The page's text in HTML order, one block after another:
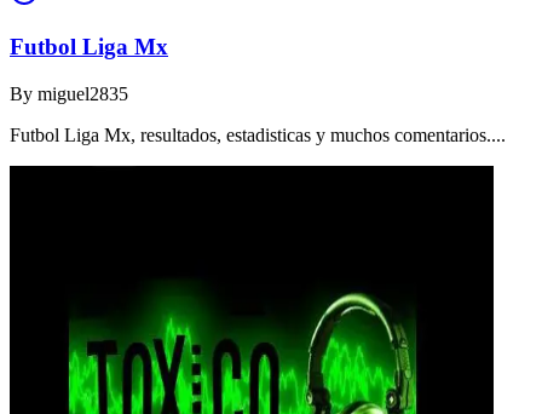
Futbol Liga Mx
By miguel2835
Futbol Liga Mx, resultados, estadisticas y muchos comentarios....